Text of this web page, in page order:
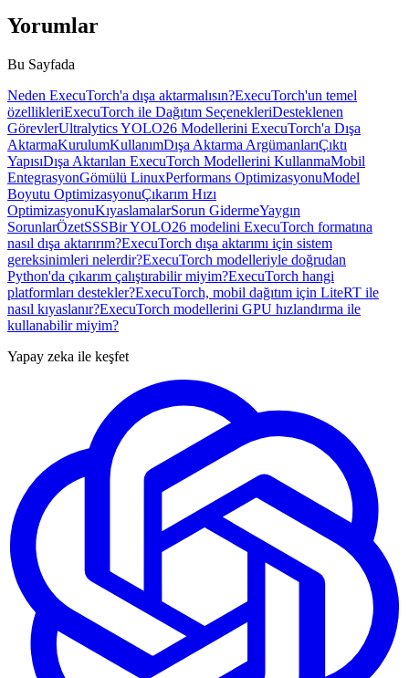
Yorumlar
Bu Sayfada
Neden ExecuTorch'a dışa aktarmalısın?ExecuTorch'un temel
özellikleriExecuTorch ile Dağıtım SeçenekleriDesteklenen
GörevlerUltralytics YOLO26 Modellerini ExecuTorch'a Dışa
AktarmaKurulumKullanımDışa Aktarma ArgümanlarıÇıktı
YapısıDışa Aktarılan ExecuTorch Modellerini KullanmaMobil
EntegrasyonGömülü LinuxPerformans OptimizasyonuModel
Boyutu OptimizasyonuÇıkarım Hızı
OptimizasyonuKıyaslamalarSorun GidermeYaygın
SorunlarÖzetSSSBir YOLO26 modelini ExecuTorch formatına
nasıl dışa aktarırım?ExecuTorch dışa aktarımı için sistem
gereksinimleri nelerdir?ExecuTorch modelleriyle doğrudan
Python'da çıkarım çalıştırabilir miyim?ExecuTorch hangi
platformları destekler?ExecuTorch, mobil dağıtım için LiteRT ile
nasıl kıyaslanır?ExecuTorch modellerini GPU hızlandırma ile
kullanabilir miyim?
Yapay zeka ile keşfet